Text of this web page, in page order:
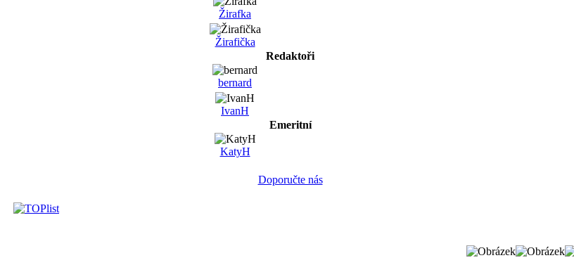
Žirafka
Žirafička
Redaktoři
bernard
IvanH
Emeritní
KatyH
Doporučte nás